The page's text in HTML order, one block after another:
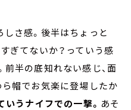
さ感。後半はちょっと
ぎてないか？っていう感
前半の底知れない感じ、面
ら帽でお気楽に登場したか
いうナイフでの一撃。 あそ